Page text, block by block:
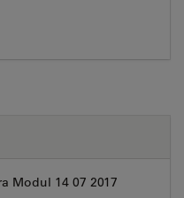
Modul 14 07 2017